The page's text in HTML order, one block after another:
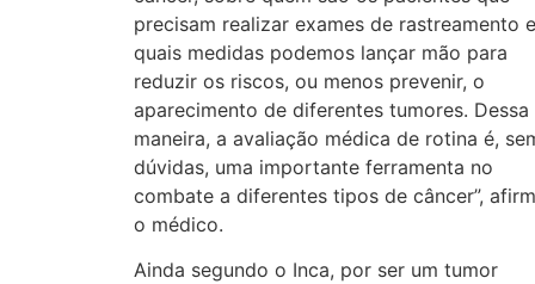
precisam realizar exames de rastreamento e
quais medidas podemos lançar mão para
reduzir os riscos, ou menos prevenir, o
aparecimento de diferentes tumores. Dessa
maneira, a avaliação médica de rotina é,
dúvidas, uma importante ferramenta no
combate a diferentes tipos de câncer”,
o médico.
Ainda segundo o Inca, por ser um tumor